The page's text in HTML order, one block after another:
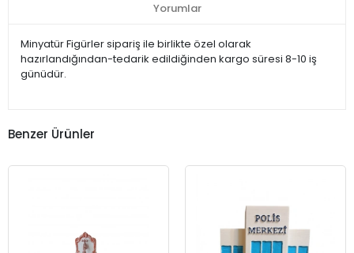
Yorumlar
Minyatür Figürler sipariş ile birlikte özel olarak
hazırlandığından-tedarik edildiğinden kargo süresi 8-10 iş
günüdür.
Benzer Ürünler